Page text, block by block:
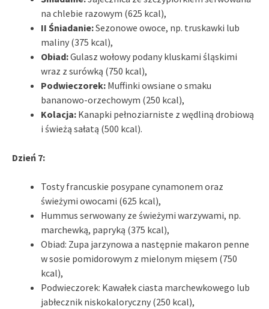
na chlebie razowym (625 kcal),
II Śniadanie:Sezonowe owoce, np. truskawki lub
maliny (375 kcal),
Obiad:Gulasz wołowy podany kluskami śląskimi
wraz z surówką (750 kcal),
Podwieczorek: Muffinki owsiane o smaku
bananowo-orzechowym (250 kcal),
Kolacja: Kanapki pełnoziarniste z wędliną drobiową
i świeżą sałatą (500 kcal).
Dzień 7:
Tosty francuskie posypane cynamonem oraz
świeżymi owocami (625 kcal),
Hummus serwowany ze świeżymi warzywami, np.
marchewką, papryką (375 kcal),
Obiad: Zupa jarzynowa a następnie makaron penne
w sosie pomidorowym z mielonym mięsem (750
kcal),
Podwieczorek: Kawałek ciasta marchewkowego lub
jabłecznik niskokaloryczny (250 kcal),